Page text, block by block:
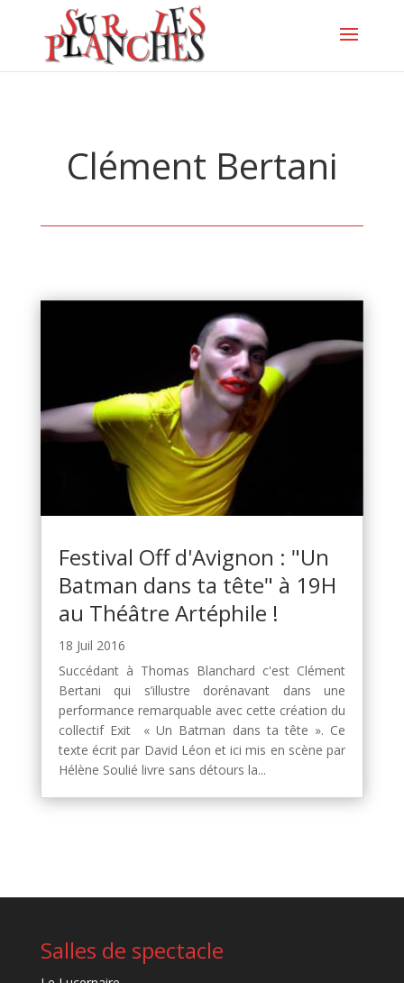
Clément Bertani
Festival Off d'Avignon : "Un
Batman dans ta tête" à 19H
au Théâtre Artéphile !
18 Juil 2016
Succédant à Thomas Blanchard c'est Clément
Bertani qui s’illustre dorénavant dans une
performance remarquable avec cette création du
collectif Exit « Un Batman dans ta tête ». Ce
texte écrit par David Léon et ici mis en scène par
Hélène Soulié livre sans détours la...
Salles de spectacle